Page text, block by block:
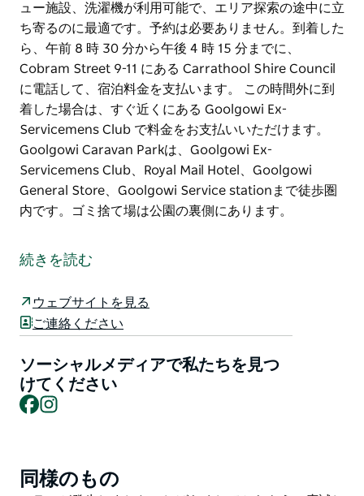
ュー施設、洗濯機が利用可能で、エリア探索の途中に立
ち寄るのに最適です。予約は必要ありません。到着した
ら、午前 8 時 30 分から午後 4 時 15 分までに、
Cobram Street 9-11 にある Carrathool Shire Council
に電話して、宿泊料金を支払います。 この時間外に到
着した場合は、すぐ近くにある Goolgowi Ex-
Servicemens Club で料金をお支払いいただけます。
Goolgowi Caravan Parkは、Goolgowi Ex-
Servicemens Club、Royal Mail Hotel、Goolgowi
General Store、Goolgowi Service stationまで徒歩圏
内です。ゴミ捨て場は公園の裏側にあります。
ールズ州グールゴウィにある小さな無人公園です。
ベキュー施設、洗濯機が利用可能で、エリア探索の途中
に立ち寄るのに最適です。予約は必要ありません。到着
Cobram Street 9-11 にある Carrathool Shire Council
に電話して、宿泊料金を支払います。
この時間外に到着した場合は、すぐ近くにある
Goolgowi Caravan Parkは、Goolgowi Ex-
続きを読む
ウェブサイトを見る
ご連絡ください
ソーシャルメディアで私たちを見つ
けてください
Facebook
Product
同様のもの